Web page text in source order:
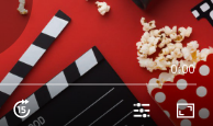
0:00